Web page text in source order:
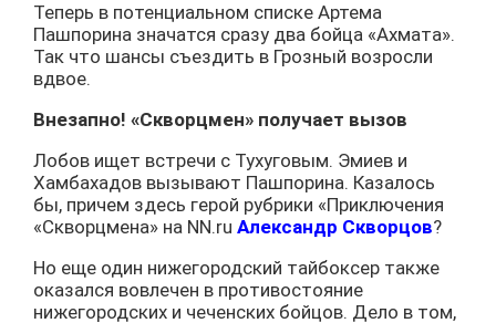
Теперь в потенциальном списке Артема
Пашпорина значатся сразу два бойца «Ахмата».
Так что шансы съездить в Грозный возросли
вдвое.
Внезапно! «Скворцмен» получает вызов
Лобов ищет встречи с Тухуговым. Эмиев и
Хамбахадов вызывают Пашпорина. Казалось
бы, причем здесь герой рубрики «Приключения
«Скворцмена» на NN.ru Александр Скворцов?
Но еще один нижегородский тайбоксер также
оказался вовлечен в противостояние
нижегородских и чеченских бойцов. Дело в том,